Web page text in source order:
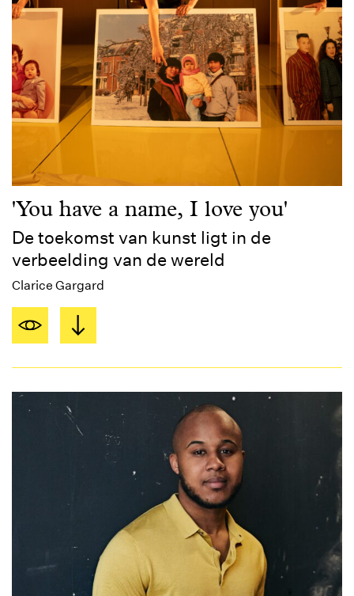
'You have a name, I love you'
De toekomst van kunst ligt in de
verbeelding van de wereld
Clarice Gargard